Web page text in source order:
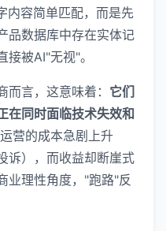
容简单匹配，而是先
品数据库中存在实体记
被AI"无视"。
言，这意味着： 它们
在同时面临技术失效和
营的成本急剧上升
诉），而收益却断崖式
业理性角度，"跑路"反